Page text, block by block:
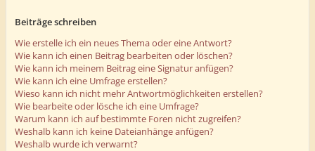
Beiträge schreiben
Wie erstelle ich ein neues Thema oder eine Antwort?
Wie kann ich einen Beitrag bearbeiten oder löschen?
Wie kann ich meinem Beitrag eine Signatur anfügen?
Wie kann ich eine Umfrage erstellen?
Wieso kann ich nicht mehr Antwortmöglichkeiten erstellen?
Wie bearbeite oder lösche ich eine Umfrage?
Warum kann ich auf bestimmte Foren nicht zugreifen?
Weshalb kann ich keine Dateianhänge anfügen?
Weshalb wurde ich verwarnt?